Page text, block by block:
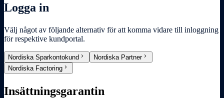
Logga in
Välj något av följande alternativ för att komma vidare till inloggning
för respektive kundportal.
Nordiska Sparkontokund chevron_right Nordiska Partnerchevron_right
Nordiska Factoring chevron_right
Insättningsgarantin